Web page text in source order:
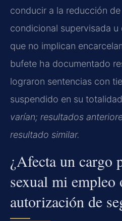
conducir a la reducción
condicional supervisada
que no implican
bufete ha documentado
lograron sentencias con
suspendido en su
varían; resultados
resultado similar.
¿Afecta un cargo
sexual mi empleo
autorización de